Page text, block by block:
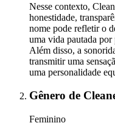
Nesse contexto,
honestidade,
nome pode refletir o
uma vida pautada
Além disso, a
transmitir uma
uma personalidade
Gênero de
Feminino